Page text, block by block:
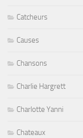
Catcheurs
Causes
Chansons
Charlie Hargrett
Charlotte Yanni
Chateaux